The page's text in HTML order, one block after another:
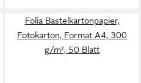
Folia Bastelkartonpapier,
Fotokarton, Format A4, 300
g/m², 50 Blatt